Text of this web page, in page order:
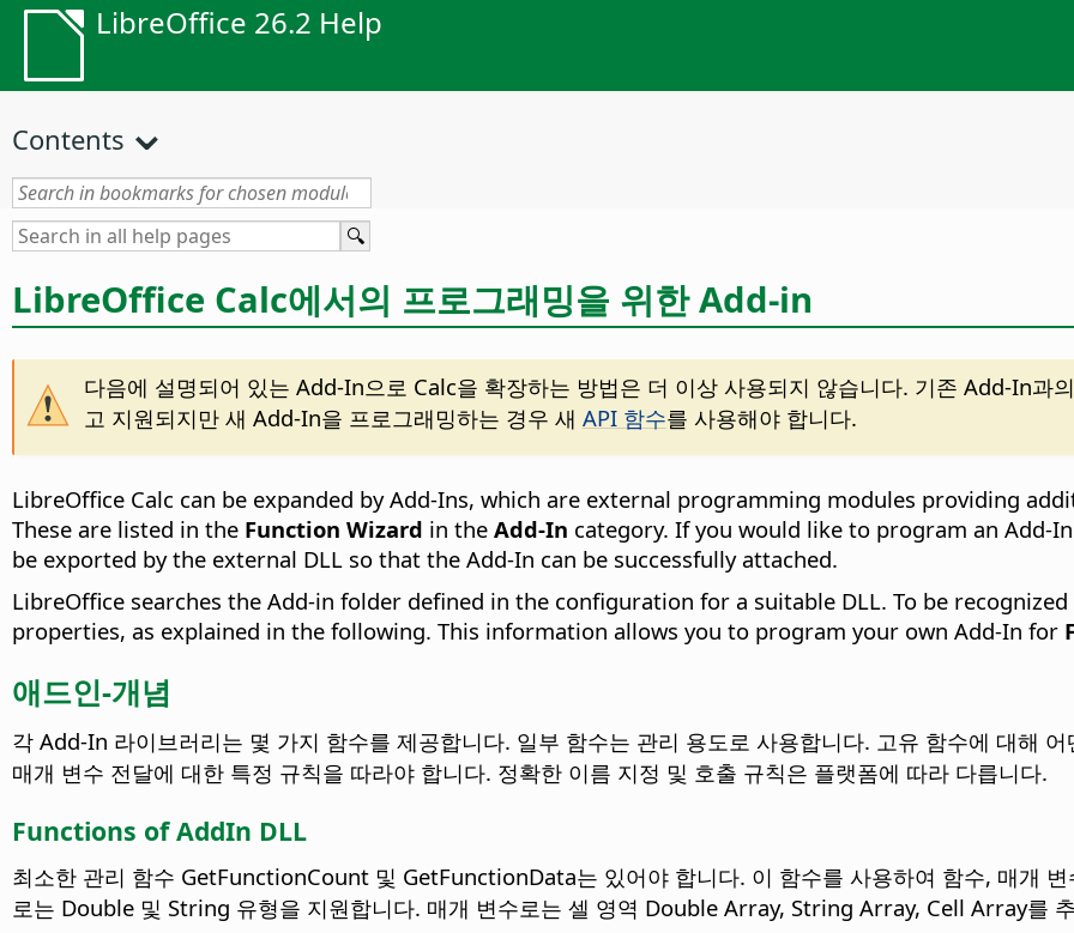
LibreOffice 26.2 Help
Contents
LibreOffice Calc에서의 프로그래밍을 위한 Add-in
다음에 설명되어 있는 Add-In으로 Calc을 확장하는 방법은 더 이상 사용되지 않습니다. 기존 Add-In과
고 지원되지만 새 Add-In을 프로그래밍하는 경우 새 API 함수를 사용해야 합니다.
LibreOffice Calc can be expanded by Add-Ins, which are external programming modules providing
These are listed in the Function Wizard in the Add-In category. If you would like to program an Add-
be exported by the external DLL so that the Add-In can be successfully attached.
LibreOffice searches the Add-in folder defined in the configuration for a suitable DLL. To be
properties, as explained in the following. This information allows you to program your own Add-In for
애드인-개념
각 Add-In 라이브러리는 몇 가지 함수를 제공합니다. 일부 함수는 관리 용도로 사용합니다. 고유 함수에 대해
매개 변수 전달에 대한 특정 규칙을 따라야 합니다. 정확한 이름 지정 및 호출 규칙은 플랫폼에 따라 다릅니다.
Functions ofAddIn DLL
최소한 관리 함수 GetFunctionCount 및 GetFunctionData는 있어야 합니다. 이 함수를 사용하여 함수, 매개
로는 Double 및 String 유형을 지원합니다. 매개 변수로는 셀 영역 Double Array, String Array, Cell Array를